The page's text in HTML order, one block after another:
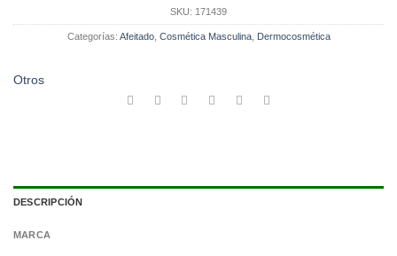
SKU: 171439
Categorías: Afeitado, Cosmética Masculina, Dermocosmética
Otros
DESCRIPCIÓN
MARCA